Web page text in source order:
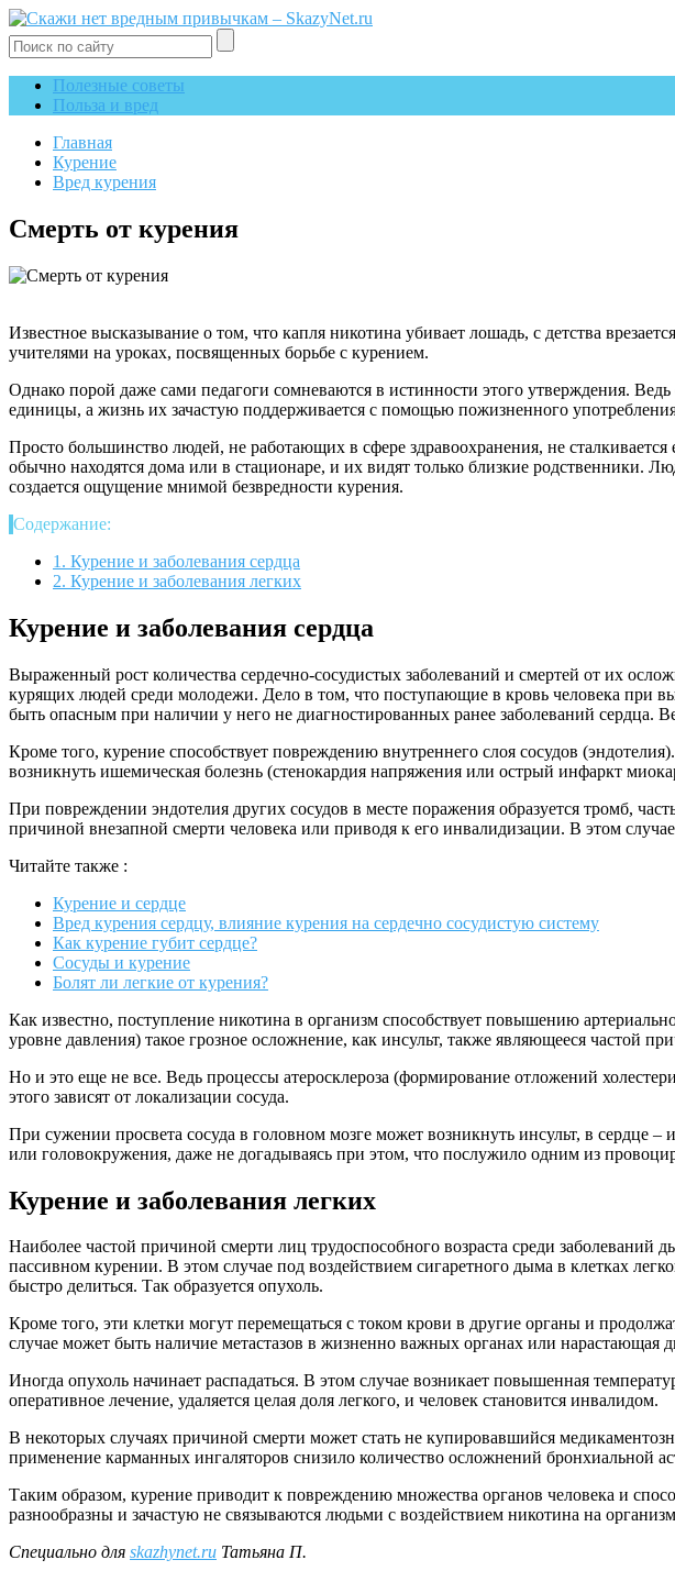
Полезные советы
Польза и вред
Главная
Курение
Вред курения
Смерть от курения
Известное высказывание о том, что капля никотина убивает лошадь, с детства
учителями на уроках, посвященных борьбе с курением.
Однако порой даже сами педагоги сомневаются в истинности этого утверждения.
единицы, а жизнь их зачастую поддерживается с помощью пожизненного
Просто большинство людей, не работающих в сфере здравоохранения, не
обычно находятся дома или в стационаре, и их видят только близкие
создается ощущение мнимой безвредности курения.
Содержание:
1. Курение и заболевания сердца
2. Курение и заболевания легких
Курение и заболевания сердца
Выраженный рост количества сердечно-сосудистых заболеваний и смертей от их
курящих людей среди молодежи. Дело в том, что поступающие в кровь человека при
быть опасным при наличии у него не диагностированных ранее заболеваний
Кроме того, курение способствует повреждению внутреннего слоя сосудов
возникнуть ишемическая болезнь (стенокардия напряжения или острый инфаркт
При повреждении эндотелия других сосудов в месте поражения образуется тромб,
причиной внезапной смерти человека или приводя к его инвалидизации. В этом
Читайте также :
Курение и сердце
Вред курения сердцу, влияние курения на сердечно сосудистую систему
Как курение губит сердце?
Сосуды и курение
Болят ли легкие от курения?
Как известно, поступление никотина в организм способствует повышению
уровне давления) такое грозное осложнение, как инсульт, также являющееся частой
Но и это еще не все. Ведь процессы атеросклероза (формирование отложений
этого зависят от локализации сосуда.
При сужении просвета сосуда в головном мозге может возникнуть инсульт, в сердце
или головокружения, даже не догадываясь при этом, что послужило одним из
Курение и заболевания легких
Наиболее частой причиной смерти лиц трудоспособного возраста среди заболеваний
пассивном курении. В этом случае под воздействием сигаретного дыма в клетках
быстро делиться. Так образуется опухоль.
Кроме того, эти клетки могут перемещаться с током крови в другие органы и
случае может быть наличие метастазов в жизненно важных органах или нарастающая
Иногда опухоль начинает распадаться. В этом случае возникает повышенная
оперативное лечение, удаляется целая доля легкого, и человек становится инвалидом.
В некоторых случаях причиной смерти может стать не купировавшийся
применение карманных ингаляторов снизило количество осложнений бронхиальной
Таким образом, курение приводит к повреждению множества органов человека и
разнообразны и зачастую не связываются людьми с воздействием никотина на
Специально для skazhynet.ru Татьяна П.